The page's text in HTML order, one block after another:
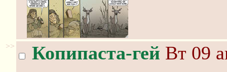
>> Копипаста-гей Вт 09